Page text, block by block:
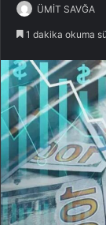
ÜMİT SAVĞA
1 dakika okuma